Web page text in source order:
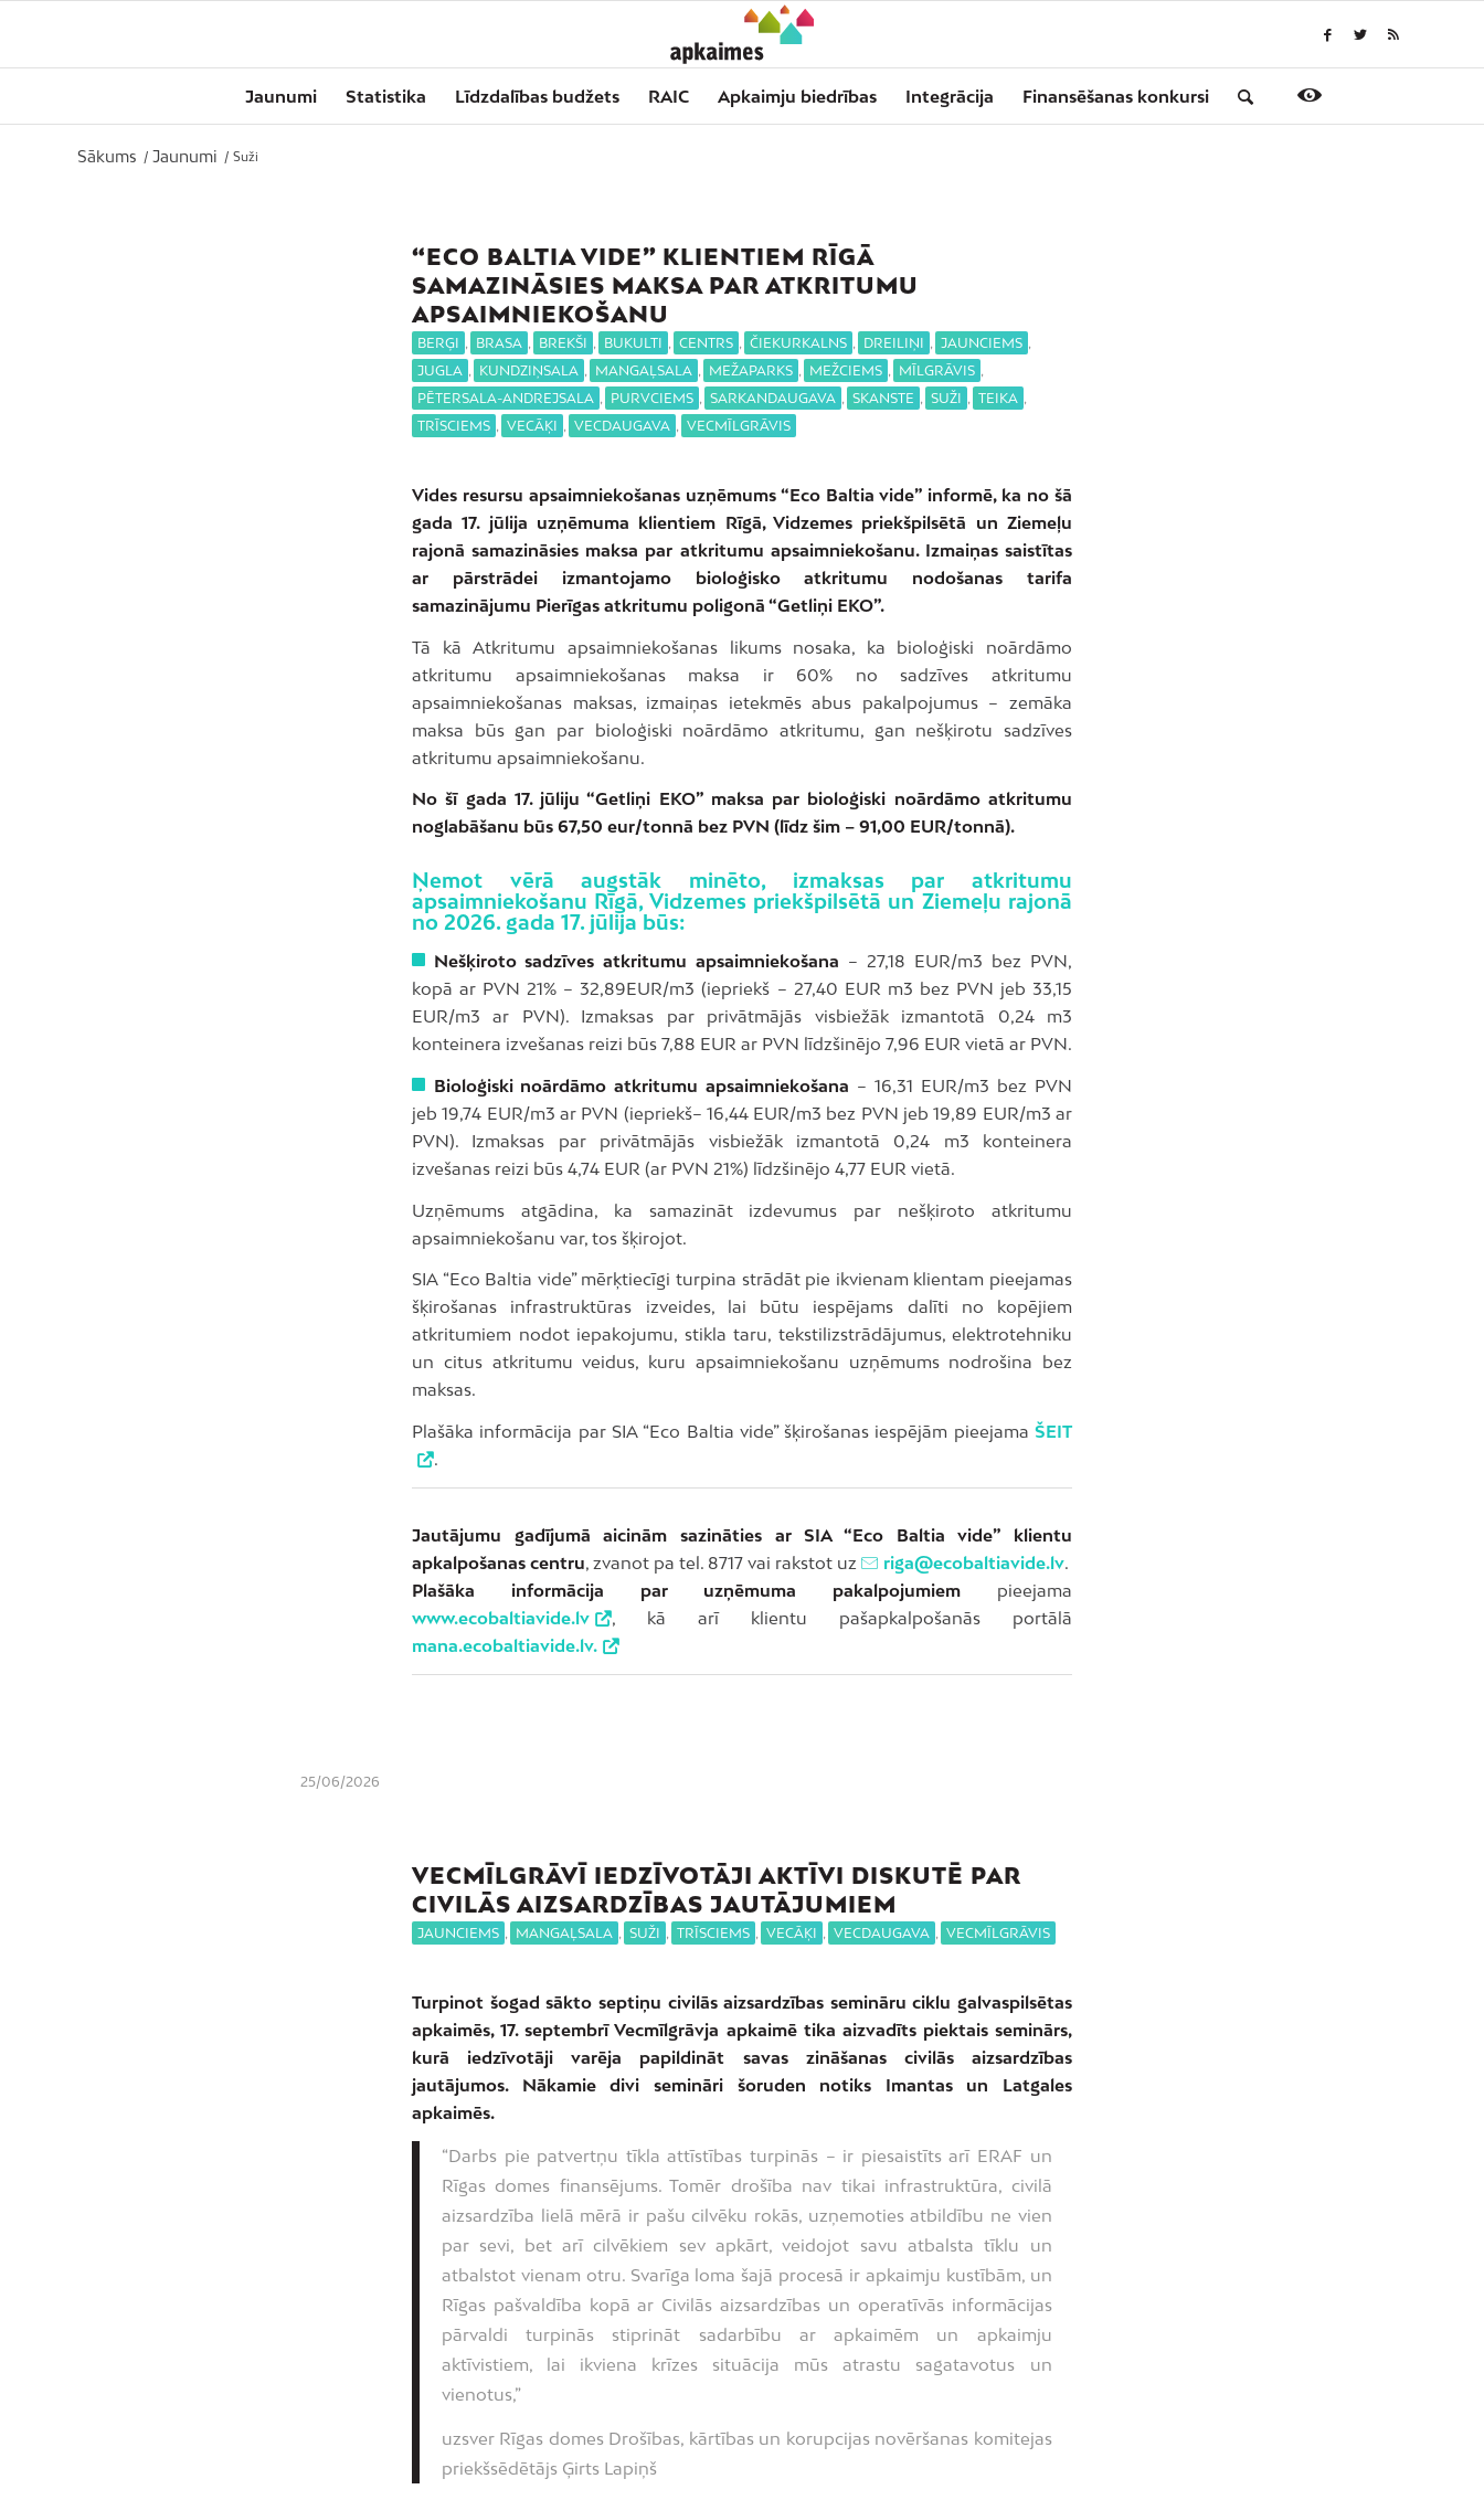
Jaunumi Statistika Līdzdalības budžets RAIC Apkaimju biedrības Integrācija Finansēšanas konkursi
Sākums / Jaunumi / Suži
“ECO BALTIA VIDE” KLIENTIEM RĪGĀ
SAMAZINĀSIES MAKSA PAR ATKRITUMU
APSAIMNIEKOŠANU
BERĢI , BRASA , BREKŠI , BUKULTI , CENTRS , ČIEKURKALNS , DREILIŅI , JAUNCIEMS ,
JUGLA , KUNDZIŅSALA , MANGAĻSALA , MEŽAPARKS , MEŽCIEMS , MĪLGRĀVIS ,
PĒTERSALA-ANDREJSALA , PURVCIEMS , SARKANDAUGAVA , SKANSTE , SUŽI , TEIKA ,
TRĪSCIEMS , VECĀĶI , VECDAUGAVA , VECMĪLGRĀVIS
Vides resursu apsaimniekošanas uzņēmums “Eco Baltia vide” informē, ka no šā
gada 17. jūlija uzņēmuma klientiem Rīgā, Vidzemes priekšpilsētā un Ziemeļu
rajonā samazināsies maksa par atkritumu apsaimniekošanu. Izmaiņas saistītas
ar pārstrādei izmantojamo bioloģisko atkritumu nodošanas tarifa
samazinājumu Pierīgas atkritumu poligonā “Getliņi EKO”.
Tā kā Atkritumu apsaimniekošanas likums nosaka, ka bioloģiski noārdāmo
atkritumu apsaimniekošanas maksa ir 60% no sadzīves atkritumu
apsaimniekošanas maksas, izmaiņas ietekmēs abus pakalpojumus – zemāka
maksa būs gan par bioloģiski noārdāmo atkritumu, gan nešķirotu sadzīves
atkritumu apsaimniekošanu.
No šī gada 17. jūliju “Getliņi EKO” maksa par bioloģiski noārdāmo atkritumu
noglabāšanu būs 67,50 eur/tonnā bez PVN (līdz šim – 91,00 EUR/tonnā).
Ņemot vērā augstāk minēto, izmaksas par atkritumu
apsaimniekošanu Rīgā, Vidzemes priekšpilsētā un Ziemeļu rajonā
no 2026. gada 17. jūlija būs:
Nešķiroto sadzīves atkritumu apsaimniekošana – 27,18 EUR/m3 bez PVN,
kopā ar PVN 21% – 32,89EUR/m3 (iepriekš – 27,40 EUR m3 bez PVN jeb 33,15
EUR/m3 ar PVN). Izmaksas par privātmājās visbiežāk izmantotā 0,24 m3
konteinera izvešanas reizi būs 7,88 EUR ar PVN līdzšinējo 7,96 EUR vietā ar PVN.
Bioloģiski noārdāmo atkritumu apsaimniekošana – 16,31 EUR/m3 bez PVN
jeb 19,74 EUR/m3 ar PVN (iepriekš– 16,44 EUR/m3 bez PVN jeb 19,89 EUR/m3 ar
PVN). Izmaksas par privātmājās visbiežāk izmantotā 0,24 m3 konteinera
izvešanas reizi būs 4,74 EUR (ar PVN 21%) līdzšinējo 4,77 EUR vietā.
Uzņēmums atgādina, ka samazināt izdevumus par nešķiroto atkritumu
apsaimniekošanu var, tos šķirojot.
SIA “Eco Baltia vide” mērķtiecīgi turpina strādāt pie ikvienam klientam pieejamas
šķirošanas infrastruktūras izveides, lai būtu iespējams dalīti no kopējiem
atkritumiem nodot iepakojumu, stikla taru, tekstilizstrādājumus, elektrotehniku
un citus atkritumu veidus, kuru apsaimniekošanu uzņēmums nodrošina bez
maksas.
Plašāka informācija par SIA “Eco Baltia vide” šķirošanas iespējām pieejama ŠEIT
.
Jautājumu gadījumā aicinām sazināties ar SIA “Eco Baltia vide” klientu
apkalpošanas centru, zvanot pa tel. 8717 vai rakstot uz riga@ecobaltiavide.lv.
Plašāka informācija par uzņēmuma pakalpojumiem pieejama
www.ecobaltiavide.lv
, kā arī klientu pašapkalpošanās portālā
mana.ecobaltiavide.lv.
25/06/2026
VECMĪLGRĀVĪ IEDZĪVOTĀJI AKTĪVI DISKUTĒ PAR
CIVILĀS AIZSARDZĪBAS JAUTĀJUMIEM
JAUNCIEMS , MANGAĻSALA , SUŽI , TRĪSCIEMS , VECĀĶI , VECDAUGAVA , VECMĪLGRĀVIS
Turpinot šogad sākto septiņu civilās aizsardzības semināru ciklu galvaspilsētas
apkaimēs, 17. septembrī Vecmīlgrāvja apkaimē tika aizvadīts piektais seminārs,
kurā iedzīvotāji varēja papildināt savas zināšanas civilās aizsardzības
jautājumos. Nākamie divi semināri šoruden notiks Imantas un Latgales
apkaimēs.
“Darbs pie patvertņu tīkla attīstības turpinās – ir piesaistīts arī ERAF un
Rīgas domes finansējums. Tomēr drošība nav tikai infrastruktūra, civilā
aizsardzība lielā mērā ir pašu cilvēku rokās, uzņemoties atbildību ne vien
par sevi, bet arī cilvēkiem sev apkārt, veidojot savu atbalsta tīklu un
atbalstot vienam otru. Svarīga loma šajā procesā ir apkaimju kustībām, un
Rīgas pašvaldība kopā ar Civilās aizsardzības un operatīvās informācijas
pārvaldi turpinās stiprināt sadarbību ar apkaimēm un apkaimju
aktīvistiem, lai ikviena krīzes situācija mūs atrastu sagatavotus un
vienotus,”
uzsver Rīgas domes Drošības, kārtības un korupcijas novēršanas komitejas
priekšsēdētājs Ģirts Lapiņš